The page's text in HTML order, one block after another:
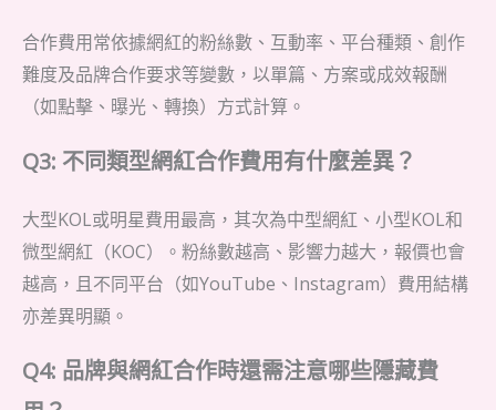
合作費用常依據網紅的粉絲數、互動率、平台種類、創作
難度及品牌合作要求等變數，以單篇、方案或成效報酬
（如點擊、曝光、轉換）方式計算。
Q3: 不同類型網紅合作費用有什麼差異？
大型KOL或明星費用最高，其次為中型網紅、小型KOL和
微型網紅（KOC）。粉絲數越高、影響力越大，報價也會
越高，且不同平台（如YouTube、Instagram）費用結構
亦差異明顯。
Q4: 品牌與網紅合作時還需注意哪些隱藏費